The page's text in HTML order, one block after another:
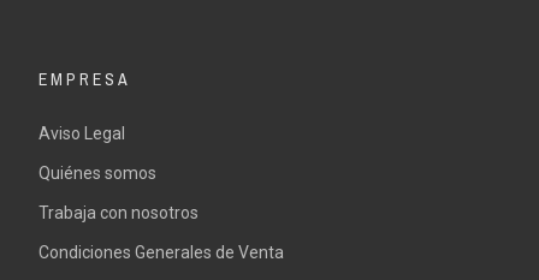
EMPRESA
Aviso Legal
Quiénes somos
Trabaja con nosotros
Condiciones Generales de Venta